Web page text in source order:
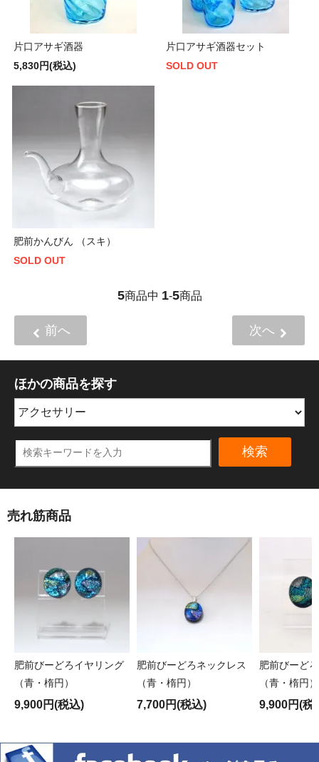
片口アサギ酒器
5,830円(税込)
片口アサギ酒器セット
SOLD OUT
肥前かんびん （スキ）
SOLD OUT
5商品中 1-5商品
前へ 次へ
ほかの商品を探す
検索
売れ筋商品
肥前びーどろイヤリング
（青・楕円）
9,900円(税込)
肥前びーどろネックレス
（青・楕円）
7,700円(税込)
肥前びーど
（青・楕円）
9,900円(税